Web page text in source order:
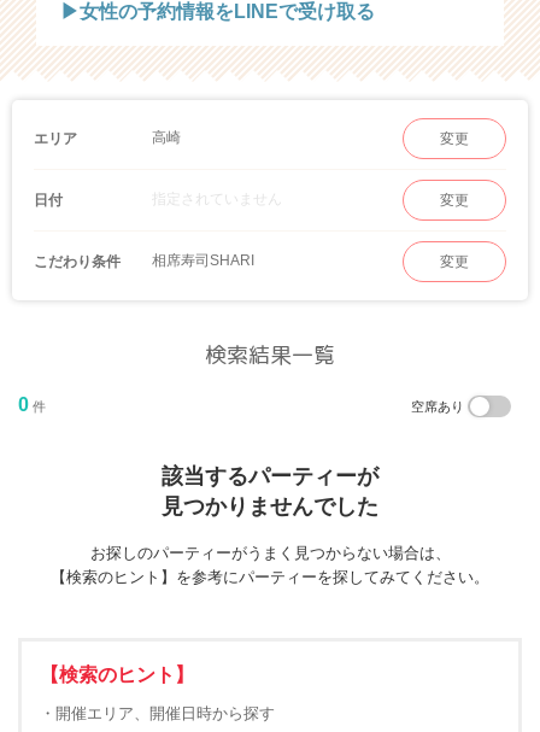
▶女性の予約情報をLINEで受け取る
エリア 高崎 変更
日付 指定されていません 変更
こだわり条件 相席寿司SHARI 変更
検索結果一覧
0 件 空席あり
該当するパーティーが
見つかりませんでした
お探しのパーティーがうまく見つからない場合は、
【検索のヒント】を参考にパーティーを探してみてください。
【検索のヒント】
・開催エリア、開催日時から探す